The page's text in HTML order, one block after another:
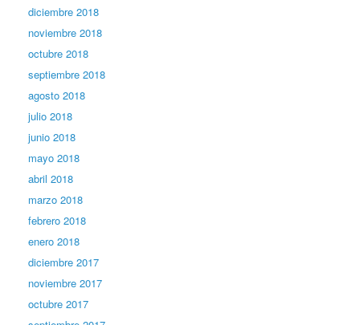
diciembre 2018
noviembre 2018
octubre 2018
septiembre 2018
agosto 2018
julio 2018
junio 2018
mayo 2018
abril 2018
marzo 2018
febrero 2018
enero 2018
diciembre 2017
noviembre 2017
octubre 2017